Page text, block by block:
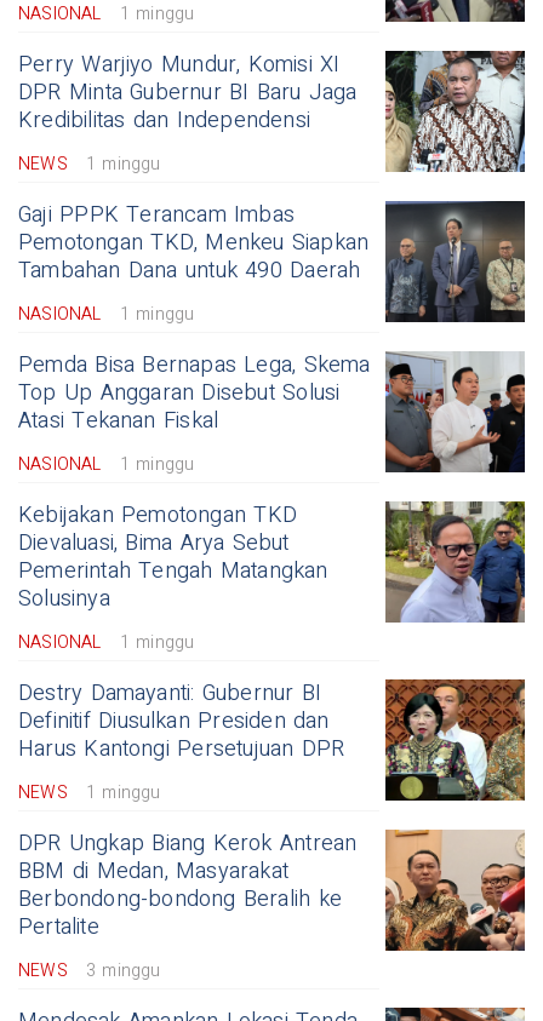
NASIONAL 1 minggu
Perry Warjiyo Mundur, Komisi XI
DPR Minta Gubernur BI Baru Jaga
Kredibilitas dan Independensi
NEWS 1 minggu
Gaji PPPK Terancam Imbas
Pemotongan TKD, Menkeu Siapkan
Tambahan Dana untuk 490 Daerah
NASIONAL 1 minggu
Pemda Bisa Bernapas Lega, Skema
Top Up Anggaran Disebut Solusi
Atasi Tekanan Fiskal
NASIONAL 1 minggu
Kebijakan Pemotongan TKD
Dievaluasi, Bima Arya Sebut
Pemerintah Tengah Matangkan
Solusinya
NASIONAL 1 minggu
Destry Damayanti: Gubernur BI
Definitif Diusulkan Presiden dan
Harus Kantongi Persetujuan DPR
NEWS 1 minggu
DPR Ungkap Biang Kerok Antrean
BBM di Medan, Masyarakat
Berbondong-bondong Beralih ke
Pertalite
NEWS 3 minggu